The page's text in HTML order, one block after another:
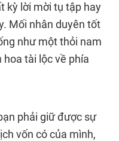
kỳ lời mời tụ tập hay
Mối nhân duyên tốt
như một thỏi nam
tài lộc về phía
phải giữ được sự
vốn có của mình,